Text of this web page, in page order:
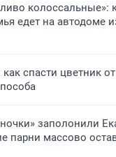
колоссальные»:
едет на автодоме
спасти цветник
заполонили
парни массово